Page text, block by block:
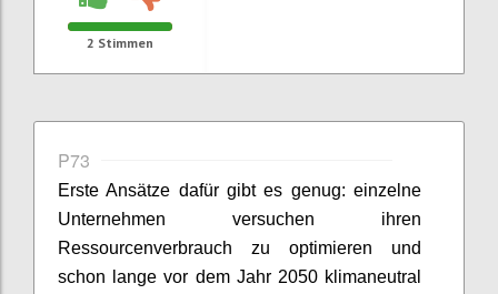
2 Stimmen
P73
Erste Ansätze dafür gibt es genug: einzelne
Unternehmen versuchen ihren
Ressourcenverbrauch zu optimieren und
schon lange vor dem Jahr 2050 klimaneutral